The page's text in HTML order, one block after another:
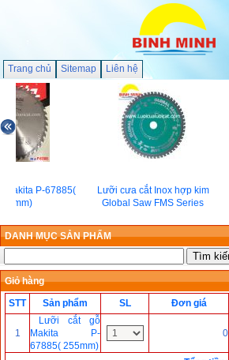
Trang chủ Sitemap Liên hệ
Makita P-67885(
Lưỡi cưa cắt Inox hợp kim
Global Saw FMS Series
DANH MỤC SẢN PHẨM
Giỏ hàng
STT
Sản phẩm SL Đơn giá
1
Lưỡi cắt gỗ
Makita P-
67885( 255mm)
0